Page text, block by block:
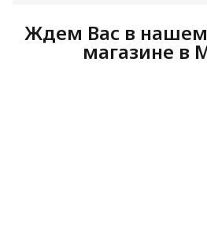
Ждем Вас в
магазине в